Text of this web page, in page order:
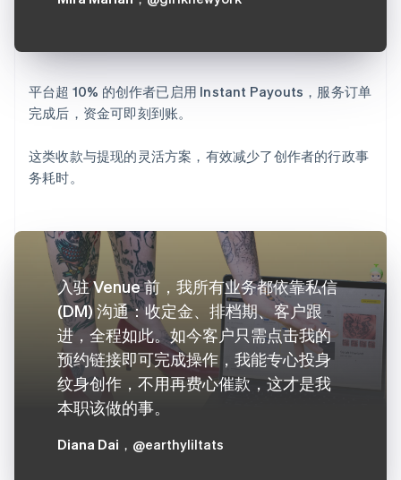
平台超 10% 的创作者已启用 Instant Payouts，服务订单
完成后，资金可即刻到账。
这类收款与提现的灵活方案，有效减少了创作者的行政事
务耗时。
入驻 Venue 前，我所有业务都依靠私信
(DM) 沟通：收定金、排档期、客户跟
进，全程如此。如今客户只需点击我的
预约链接即可完成操作，我能专心投身
纹身创作，不用再费心催款，这才是我
本职该做的事。
Diana Dai ，@earthyliltats